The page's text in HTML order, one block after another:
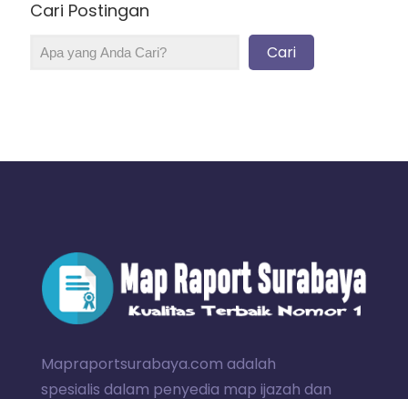
Cari Postingan
Cari
Mapraportsurabaya.com adalah
spesialis dalam penyedia map ijazah dan